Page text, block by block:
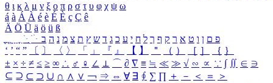
θ ι κ λ μ ν ξ ο π ρ σ τ υ φ χ ψ ω
á à Á À é è É È ç Ç ê
Ä Ö Ü ä ö ü ß
ִֶֹ ֻּ ׁׂ פ ם ן ו ט א ר ק ף ך ל ח י ע כ ג ד ש ץ ת צ מ נ ה ב
‘ ’ “ ” 〔 〕 〈 〉 「 」 『 』 【 】 ＂ （ ） ［ ］ ｛ ｝
± × ÷ ≠ ≤ ≥ ∞ ∴ ♂ ♀ ∠ ⊥ ⌒ ∂ ∇ ≡ ≒ ≪ ≫ √ ∽ ∝ ∵ ∫ ∬ ∈ ∋
⊆ ⊇ ⊂ ⊃ ∪ ∩ ∧ ∨ ￢ ⇒ ⇔ ∀ ∃ ∮ ∑ ∏ ＋ － ＜ ＝
＞